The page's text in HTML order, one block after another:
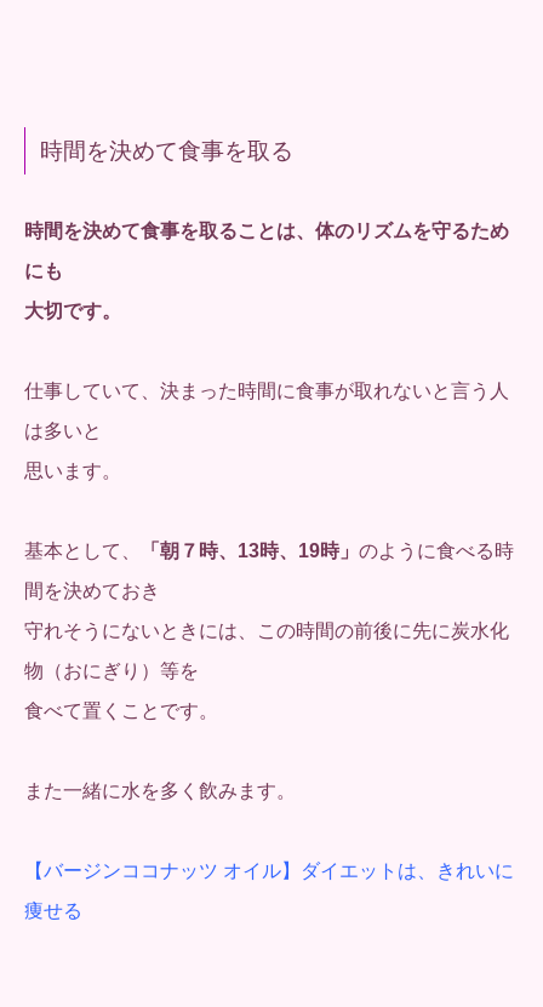
時間を決めて食事を取る
時間を決めて食事を取ることは、体のリズムを守るため
にも
大切です。
仕事していて、決まった時間に食事が取れないと言う人
は多いと
思います。
基本として、 「朝７時、13時、19時」 のように食べる時
間を決めておき
守れそうにないときには、この時間の前後に先に炭水化
物（おにぎり）等を
食べて置くことです。
また一緒に水を多く飲みます。
【バージンココナッツ オイル】ダイエットは、きれいに
痩せる